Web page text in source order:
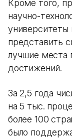
Кроме того,
научно-
представить
лучшие места
достижений.
За 2,5 года
на 5 тыс.
более 100
было